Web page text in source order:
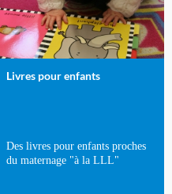
Livres pour enfants
Des livres pour enfants proches
du maternage "à la LLL"